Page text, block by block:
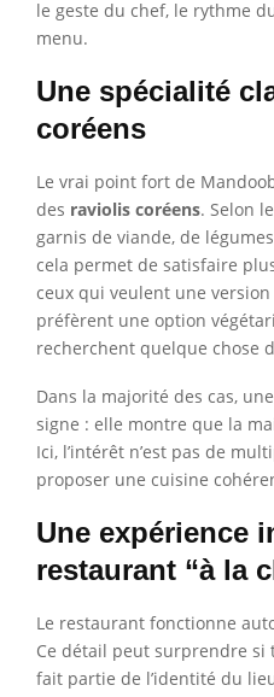
le geste du chef, le rythme
menu.
Une spécialité
coréens
Le vrai point fort de
des raviolis coréens. Selon
garnis de viande, de
cela permet de satisfaire
ceux qui veulent une
préfèrent une option
recherchent quelque chose
Dans la majorité des cas,
signe : elle montre que la
Ici, l’intérêt n’est pas de
proposer une cuisine
Une expérience
restaurant “à la
Le restaurant fonctionne
Ce détail peut surprendre si
fait partie de l’identité du